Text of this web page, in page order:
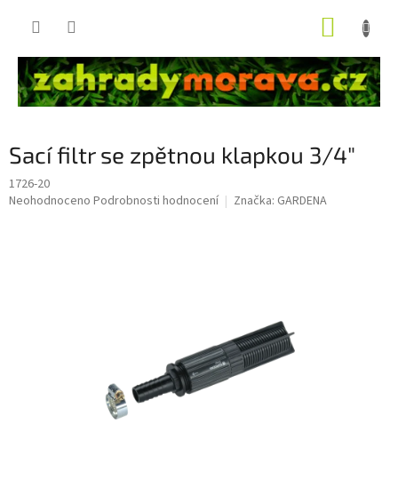
Sací filtr se zpětnou klapkou 3/4"
1726-20
Průměrné
Neohodnoceno Podrobnosti hodnocení Značka: GARDENA